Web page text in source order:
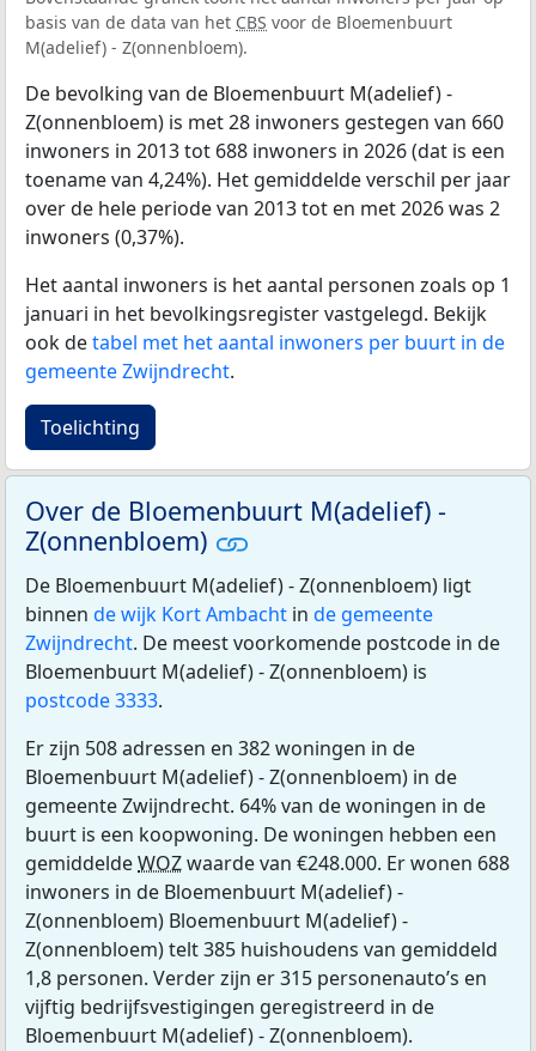
basis van de data van het CBS voor de Bloemenbuurt
M(adelief) - Z(onnenbloem).
De bevolking van de Bloemenbuurt M(adelief) -
Z(onnenbloem) is met 28 inwoners gestegen van 660
inwoners in 2013 tot 688 inwoners in 2026 (dat is een
toename van 4,24%). Het gemiddelde verschil per jaar
over de hele periode van 2013 tot en met 2026 was 2
inwoners (0,37%).
Het aantal inwoners is het aantal personen zoals op 1
januari in het bevolkingsregister vastgelegd. Bekijk
ook detabel met het aantal inwoners per buurt in de
gemeente Zwijndrecht.
Toelichting
Over de Bloemenbuurt M(adelief) -
Z(onnenbloem)
De Bloemenbuurt M(adelief) - Z(onnenbloem) ligt
binnen de wijk Kort Ambacht in de gemeente
Zwijndrecht. De meest voorkomende postcode in de
Bloemenbuurt M(adelief) - Z(onnenbloem) is
postcode 3333.
Er zijn 508 adressen en 382 woningen in de
Bloemenbuurt M(adelief) - Z(onnenbloem) in de
gemeente Zwijndrecht. 64% van de woningen in de
buurt is een koopwoning. De woningen hebben een
gemiddeldeWOZwaarde van €248.000. Er wonen 688
inwoners in de Bloemenbuurt M(adelief) -
Z(onnenbloem) Bloemenbuurt M(adelief) -
Z(onnenbloem) telt 385 huishoudens van gemiddeld
1,8 personen. Verder zijn er 315 personenauto’s en
vijftig bedrijfsvestigingen geregistreerd in de
Bloemenbuurt M(adelief) - Z(onnenbloem).